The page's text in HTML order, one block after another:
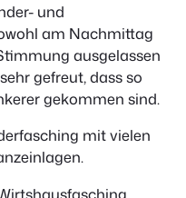
und
am Nachmittag
ausgelassen
gefreut, dass so
gekommen sind.
mit vielen